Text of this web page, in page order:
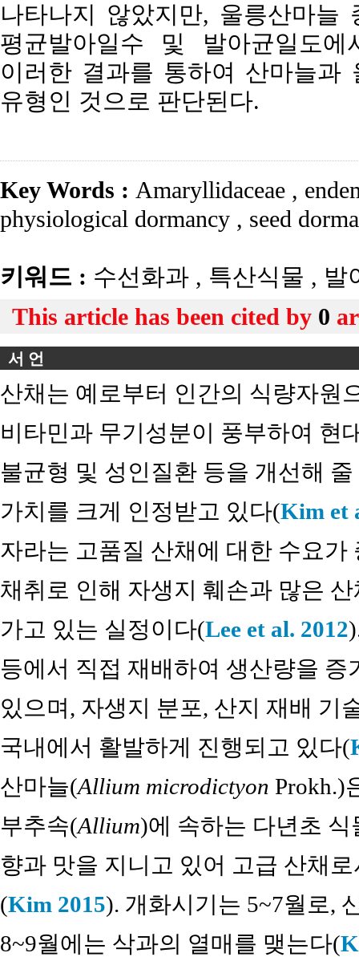
나타나지 않았지만, 울릉산마늘
평균발아일수 및 발아균일도
이러한 결과를 통하여 산마늘과
유형인 것으로 판단된다.
Key Words : Amaryllidaceae ,
physiological dormancy , seed
키워드 : 수선화과 , 특산식물 , 발
This article has been cited by 0
서 언
산채는 예로부터 인간의 식량자원
비타민과 무기성분이 풍부하여 현
불균형 및 성인질환 등을 개선해
가치를 크게 인정받고 있다(Kim et
자라는 고품질 산채에 대한 수요
채취로 인해 자생지 훼손과 많은
가고 있는 실정이다(Lee et al. 2012
등에서 직접 재배하여 생산량을
있으며, 자생지 분포, 산지 재배 기
국내에서 활발하게 진행되고 있다(
산마늘(Allium microdictyon Prokh.)
부추속(Allium)에 속하는 다년초
향과 맛을 지니고 있어 고급 산채
(Kim 2015). 개화시기는 5~7월로,
8~9월에는 삭과의 열매를 맺는다(